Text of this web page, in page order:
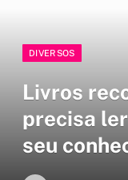
DIVERSOS
Livros
precisa
seu